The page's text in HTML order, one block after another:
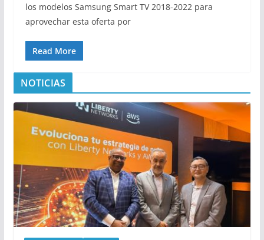
los modelos Samsung Smart TV 2018-2022 para
aprovechar esta oferta por
Read More
NOTICIAS